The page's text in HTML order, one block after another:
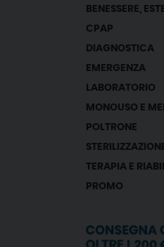
BENESSERE,
CPAP
DIAGNOSTICA
EMERGENZA
LABORATORIO
MONOUSO E
POLTRONE
TERAPIA E
PROMO